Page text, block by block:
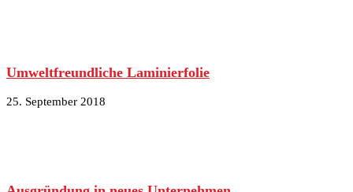
Umweltfreundliche Laminierfolie
25. September 2018